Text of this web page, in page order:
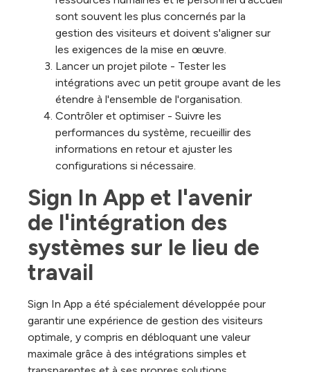
sont souvent les plus concernés par la
gestion des visiteurs et doivent s'aligner sur
les exigences de la mise en œuvre.
Lancer un projet pilote - Tester les
intégrations avec un petit groupe avant de les
étendre à l'ensemble de l'organisation.
Contrôler et optimiser - Suivre les
performances du système, recueillir des
informations en retour et ajuster les
configurations si nécessaire.
Sign In App et l'avenir
de l'intégration des
systèmes sur le lieu de
travail
Sign In App a été spécialement développée pour
garantir une expérience de gestion des visiteurs
optimale, y compris en débloquant une valeur
maximale grâce à des intégrations simples et